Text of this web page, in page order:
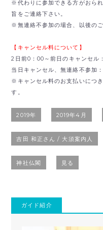
※代わりに参加できる方がおら
旨をご連絡下さい。
※無連絡不参加の場合、以後の
【キャンセル料について】
2日前0：00～前日のキャンセル
当日キャンセル、無連絡不参加
※キャンセル料のお支払いにつ
す。
2019年 2019年4月
吉田 和正さん / 大須案内人
神社仏閣 見る
ガイド紹介